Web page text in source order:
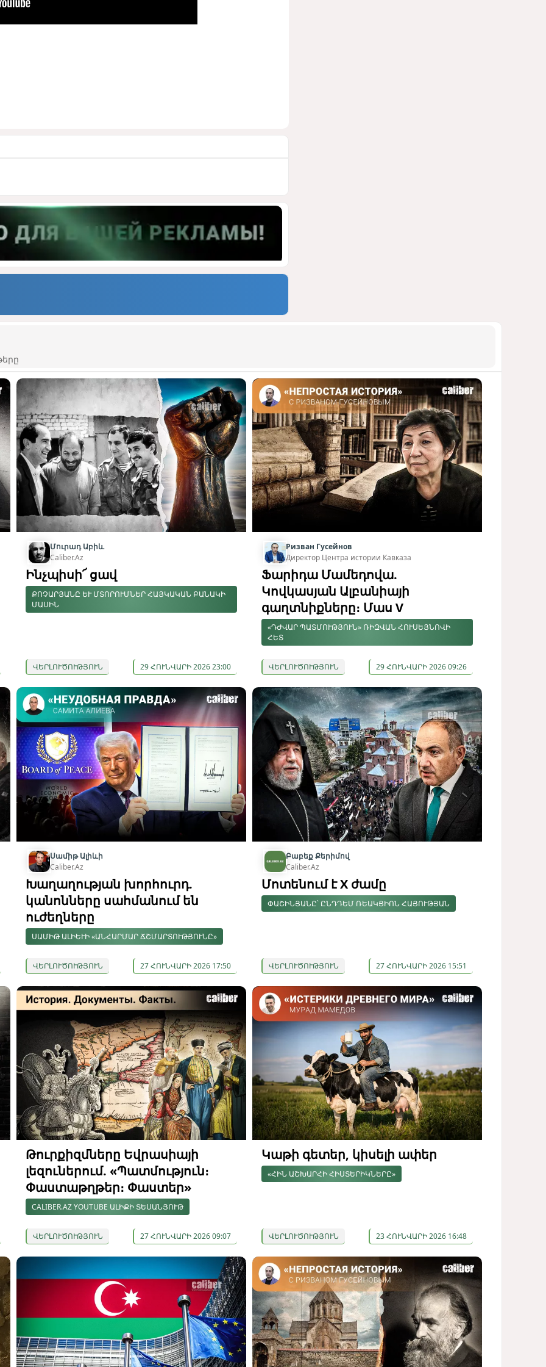
Մուրադ Աբիև
Caliber.Az
Ինչպիսի՜ ցավ
ՔՈՉԱՐՅԱՆԸ ԵՒ ՄՏՈՐՈՒՄՆԵՐ ՀԱՅԿԱԿԱՆ ԲԱՆԱԿԻ Մ
ԱՍԻՆ
ՎԵՐԼՈՒԾՈՒԹՅՈՒՆ 29 ՀՈՒՆՎԱՐԻ 2026 23:00
Ризван Гусейнов
Директор Центра истории Кавказа
Ֆարիդա Մամեդովա.
Կովկասյան Ալբանիայի
գաղտնիքները։ Մաս V
«ԴԺՎԱՐ ՊԱՏՄՈՒԹՅՈՒՆ» ՌԻԶՎԱՆ ՀՈՒՍԵՅՆՈՎԻ
ՀԵՏ
ՎԵՐԼՈՒԾՈՒԹՅՈՒՆ 29 ՀՈՒՆՎԱՐԻ 2026 09:26
Սամիթ Ալիևի
Caliber.Az
Խաղաղության խորհուրդ.
կանոնները սահմանում են
ուժեղները
ՍԱՄԻԹ ԱԼԻԵՒԻ «ԱՆՀԱՐՄԱՐ ՃՇՄԱՐՏՈՒԹՅՈՒՆԸ»
ՎԵՐԼՈՒԾՈՒԹՅՈՒՆ 27 ՀՈՒՆՎԱՐԻ 2026 17:50
Բաբեք Քերիմով
Caliber.Az
Մոտենում է X ժամը
ՓԱՇԻՆՅԱՆԸ՝ ԸՆԴԴԵՄ ՌԵԱԿՑԻՈՆ ՀԱՅՈՒԹՅԱՆ
ՎԵՐԼՈՒԾՈՒԹՅՈՒՆ 27 ՀՈՒՆՎԱՐԻ 2026 15:51
Թուրքիզմները Եվրասիայի
լեզուներում. «Պատմություն։
Փաստաթղթեր։ Փաստեր»
CALIBER.AZ YOUTUBE ԱԼԻՔԻ ՏԵՍԱՆՅՈՒԹ
ՎԵՐԼՈՒԾՈՒԹՅՈՒՆ 27 ՀՈՒՆՎԱՐԻ 2026 09:07
Կաթի գետեր, կիսելի ափեր
«ՀԻՆ ԱՇԽԱՐՀԻ ՀԻՍՏԵՐԻԿՆԵՐԸ»
ՎԵՐԼՈՒԾՈՒԹՅՈՒՆ 23 ՀՈՒՆՎԱՐԻ 2026 16:48